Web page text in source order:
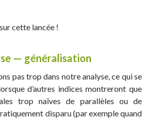
cette lancée !
— généralisation
pas trop dans notre analyse, ce qui se
d’autres indices montreront que
trop naïves de parallèles ou de
disparu (par exemple quand